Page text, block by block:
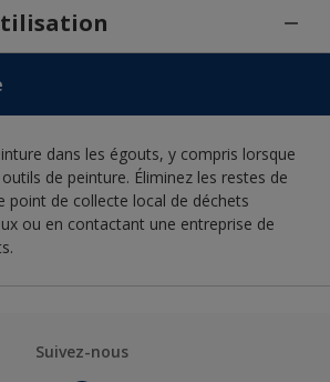
dans les égouts, y compris lorsque
de peinture. Éliminez les restes de
point de collecte local de déchets
ou en contactant une entreprise de
Suivez-nous